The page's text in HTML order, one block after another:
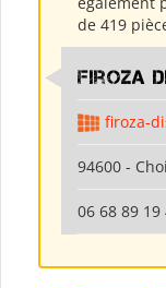
de 419
Firoza
firoza-
94600 -
06 68 89 19